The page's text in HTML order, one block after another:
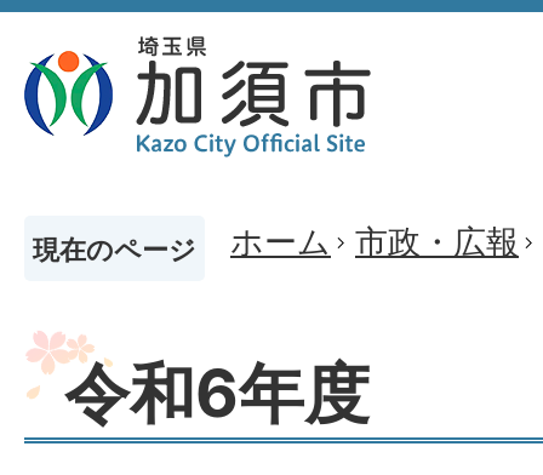
現在のページ ホーム 市政・広報
令和6年度